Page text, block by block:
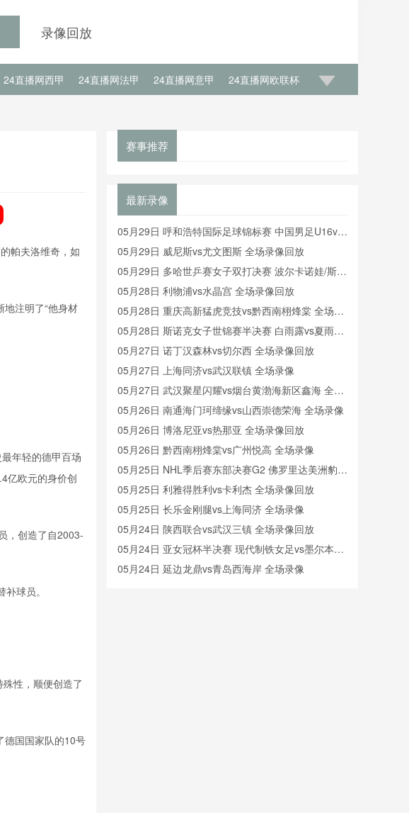
录像回放
24直播网西甲 24直播网法甲 24直播网意甲 24直播网欧联杯
帕夫洛维奇，如
注明了“他身材
年轻的德甲百场
亿欧元的身价创
，创造了自2003-
球员。
性，顺便创造了
德国国家队的10号
赛事推荐
最新录像
05月29日 呼和浩特国际足球锦标赛 中国男足U16vs
沙特U16 全场录像
05月29日 威尼斯vs尤文图斯 全场录像回放
05月29日 多哈世乒赛女子双打决赛 波尔卡诺娃/斯佐
科斯vs王曼昱/蒯曼 全场录像回放
05月28日 利物浦vs水晶宫 全场录像回放
05月28日 重庆高新猛虎竞技vs黔西南栩烽棠 全场录
像
05月28日 斯诺克女子世锦赛半决赛 白雨露vs夏雨滢
全场录像回放
05月27日 诺丁汉森林vs切尔西 全场录像回放
05月27日 上海同济vs武汉联镇 全场录像
05月27日 武汉聚星闪耀vs烟台黄渤海新区鑫海 全场
录像
05月26日 南通海门珂缔缘vs山西崇德荣海 全场录像
05月26日 博洛尼亚vs热那亚 全场录像回放
05月26日 黔西南栩烽棠vs广州悦高 全场录像
05月25日 NHL季后赛东部决赛G2 佛罗里达美洲豹vs
卡罗莱纳飓风 全场录像回放
05月25日 利雅得胜利vs卡利杰 全场录像回放
05月25日 长乐金刚腿vs上海同济 全场录像
05月24日 陕西联合vs武汉三镇 全场录像回放
05月24日 亚女冠杯半决赛 现代制铁女足vs墨尔本城
女足 全场录像
05月24日 延边龙鼎vs青岛西海岸 全场录像